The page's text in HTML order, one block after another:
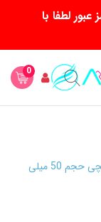
لطفا با
0
مام رول ضد تعریق زنانه آموریست مدل ریچی ریچی حجم 50 میلی